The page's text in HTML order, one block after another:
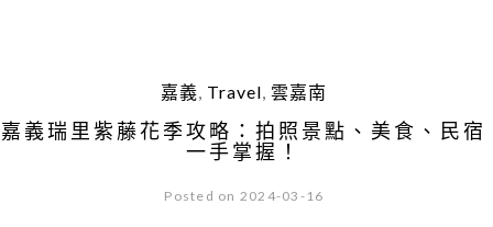
嘉義, Travel,雲嘉南
嘉義瑞里紫藤花季攻略：拍照景點、美食、民宿
一手掌握！
Posted on 2024-03-16